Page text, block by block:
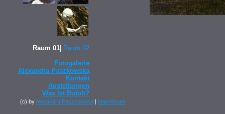
Raum 01 Raum 02
Fotogalerie
Alexandra Paszkowska
Kontakt
Austellungen
Was Ist Butoh?
(c) byAlexandra Paszkowska | Impressum